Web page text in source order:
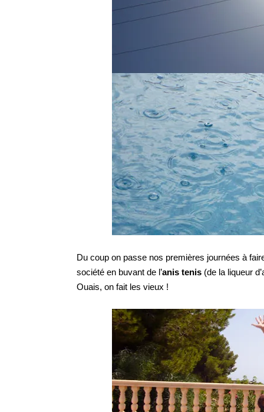
Du coup on passe nos premières journées à
société en buvant de l’anis tenis (de la liqueur
Ouais, on fait les vieux !